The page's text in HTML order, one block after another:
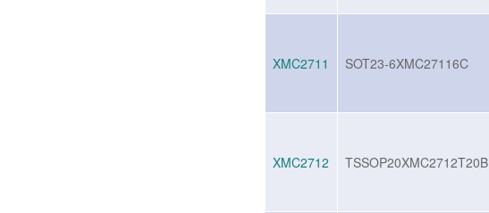
XMC2711 SOT23-6XMC27116C
XMC2712 TSSOP20XMC2712T20B